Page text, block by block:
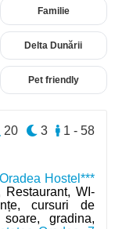
Familie
Delta Dunării
Pet friendly
Hostel***
WI-
cursuri de
gradina,
1 - 58
3
20